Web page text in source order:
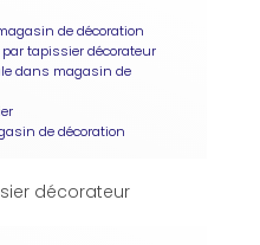
de décoration
tapissier décorateur
dans magasin de
de décoration
décorateur